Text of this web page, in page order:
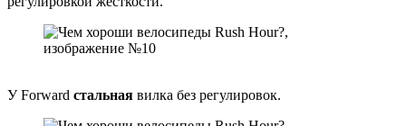
У Forward стальная вилка без регулировок.